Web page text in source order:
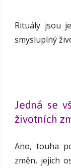
Rituály jsou
smysluplný
Jedná se
životních
Ano, touha
změn, jejich